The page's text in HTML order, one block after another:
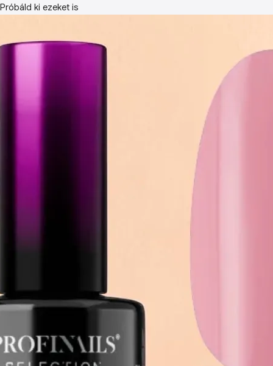
Próbáld ki ezeket is